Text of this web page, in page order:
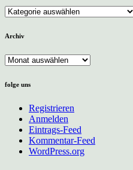
Kategorien
Archiv
Archiv
folge uns
Registrieren
Anmelden
Eintrags-Feed
Kommentar-Feed
WordPress.org